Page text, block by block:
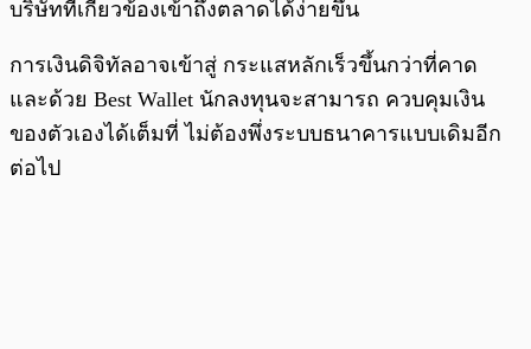
บริษัทที่เกี่ยวข้องเข้าถึงตลาดได้ง่ายขึ้น
การเงินดิจิทัลอาจเข้าสู่ กระแสหลักเร็วขึ้นกว่าที่คาด
และด้วย Best Wallet นักลงทุนจะสามารถ ควบคุมเงิน
ของตัวเองได้เต็มที่ ไม่ต้องพึ่งระบบธนาคารแบบเดิมอีก
ต่อไป